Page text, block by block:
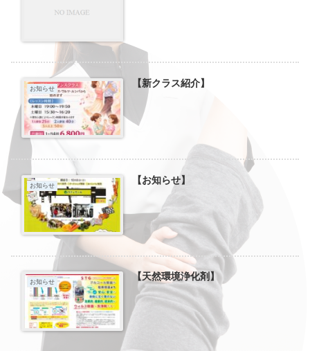
お知らせ 【新クラス紹介】
お知らせ 【お知らせ】
お知らせ 【天然環境浄化剤】